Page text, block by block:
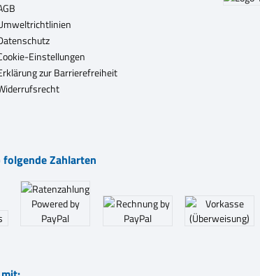
Einstellungen
zur Barrierefreiheit
Zahlarten